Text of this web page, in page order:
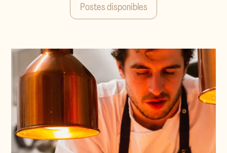
Postes disponibles